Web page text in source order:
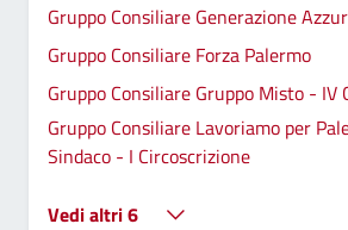
Gruppo Consiliare Generazione
Gruppo Consiliare Forza Palermo
Gruppo Consiliare Gruppo Misto - IV
Gruppo Consiliare Lavoriamo per
Sindaco - I Circoscrizione
Vedi altri 6